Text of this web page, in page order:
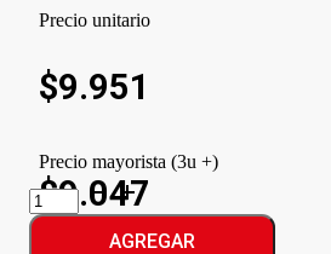
Precio unitario
$9.951
Precio mayorista (3u +)
$9.047
OFF
REPELENTE
SPRAY
AGREGAR